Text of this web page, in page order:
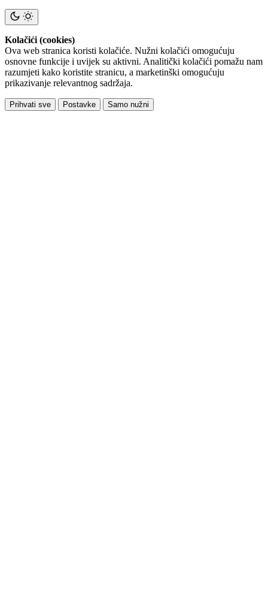
Kolačići (cookies)
Ova web stranica koristi kolačiće. Nužni kolačići omogućuju
osnovne funkcije i uvijek su aktivni. Analitički kolačići pomažu nam
razumjeti kako koristite stranicu, a marketinški omogućuju
prikazivanje relevantnog sadržaja.
Prihvati sve Postavke Samo nužni